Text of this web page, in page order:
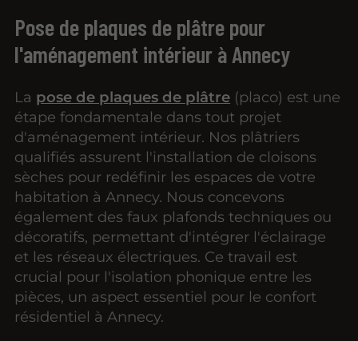
Pose de plaques de plâtre pour
l'aménagement intérieur à Annecy
La pose de plaques de plâtre (placo) est une
étape fondamentale dans tout projet
d'aménagement intérieur. Nos plâtriers
qualifiés assurent l'installation de cloisons
sèches pour redéfinir les espaces de votre
habitation à Annecy. Nous concevons
également des faux plafonds techniques ou
décoratifs, permettant d'intégrer l'éclairage
et les réseaux électriques. Ce travail est
crucial pour l'isolation phonique entre les
pièces, un aspect essentiel pour le confort
résidentiel à Annecy.